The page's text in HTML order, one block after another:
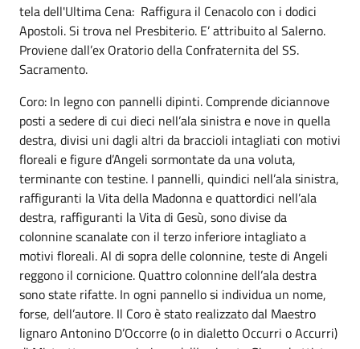
tela dell'Ultima Cena: Raffigura il Cenacolo con i dodici
Apostoli. Si trova nel Presbiterio. E’ attribuito al Salerno.
Proviene dall’ex Oratorio della Confraternita del SS.
Sacramento.
Coro: In legno con pannelli dipinti. Comprende diciannove
posti a sedere di cui dieci nell’ala sinistra e nove in quella
destra, divisi uni dagli altri da braccioli intagliati con motivi
floreali e figure d’Angeli sormontate da una voluta,
terminante con testine. I pannelli, quindici nell’ala sinistra,
raffiguranti la Vita della Madonna e quattordici nell’ala
destra, raffiguranti la Vita di Gesù, sono divise da
colonnine scanalate con il terzo inferiore intagliato a
motivi floreali. Al di sopra delle colonnine, teste di Angeli
reggono il cornicione. Quattro colonnine dell’ala destra
sono state rifatte. In ogni pannello si individua un nome,
forse, dell’autore. Il Coro è stato realizzato dal Maestro
lignaro Antonino D’Occorre (o in dialetto Occurri o Accurri)